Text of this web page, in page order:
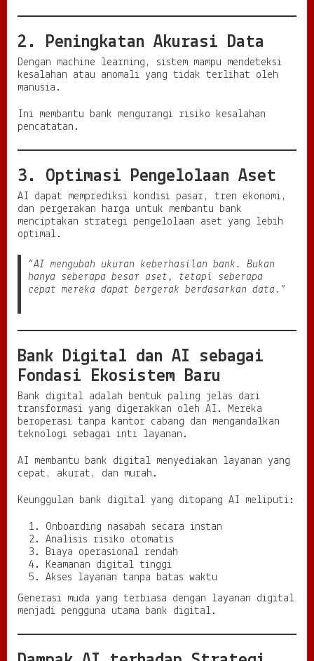
2. Peningkatan Akurasi Data
Dengan machine learning, sistem mampu mendeteksi
kesalahan atau anomali yang tidak terlihat oleh
manusia.
Ini membantu bank mengurangi risiko kesalahan
pencatatan.
3. Optimasi Pengelolaan Aset
AI dapat memprediksi kondisi pasar, tren ekonomi,
dan pergerakan harga untuk membantu bank
menciptakan strategi pengelolaan aset yang lebih
optimal.
“AI mengubah ukuran keberhasilan bank. Bukan
hanya seberapa besar aset, tetapi seberapa
cepat mereka dapat bergerak berdasarkan data.”
Bank Digital dan AI sebagai
Fondasi Ekosistem Baru
Bank digital adalah bentuk paling jelas dari
transformasi yang digerakkan oleh AI. Mereka
beroperasi tanpa kantor cabang dan mengandalkan
teknologi sebagai inti layanan.
AI membantu bank digital menyediakan layanan yang
cepat, akurat, dan murah.
Keunggulan bank digital yang ditopang AI meliputi:
Onboarding nasabah secara instan
Analisis risiko otomatis
Biaya operasional rendah
Keamanan digital tinggi
Akses layanan tanpa batas waktu
Generasi muda yang terbiasa dengan layanan digital
menjadi pengguna utama bank digital.